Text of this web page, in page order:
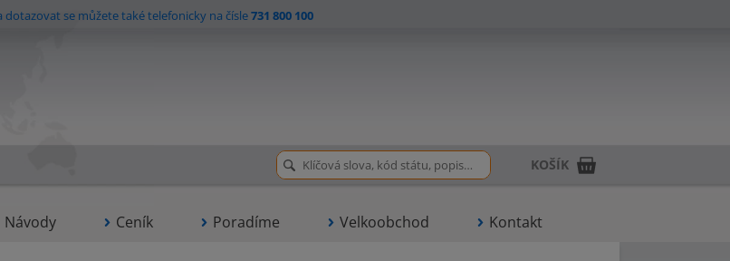
dotazovat se můžete také telefonicky na čísle731 800 100
Návody Ceník Poradíme Velkoobchod Kontakt
KOŠÍK